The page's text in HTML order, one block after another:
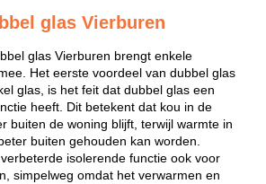
glas Vierburen
glas Vierburen brengt enkele
Het eerste voordeel van dubbel glas
glas, is het feit dat dubbel glas een
heeft. Dit betekent dat kou in de
buiten de woning blijft, terwijl warmte in
buiten gehouden kan worden.
isolerende functie ook voor
simpelweg omdat het verwarmen en